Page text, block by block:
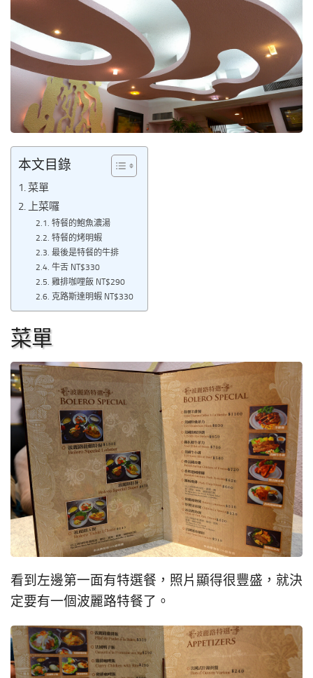
本文目錄
菜單
上菜囉
特餐的鮑魚濃湯
特餐的烤明蝦
最後是特餐的牛排
牛舌 NT$330
雞排咖哩飯 NT$290
克路斯達明蝦 NT$330
菜單
看到左邊第一面有特選餐，照片顯得很豐盛，就決
定要有一個波麗路特餐了。